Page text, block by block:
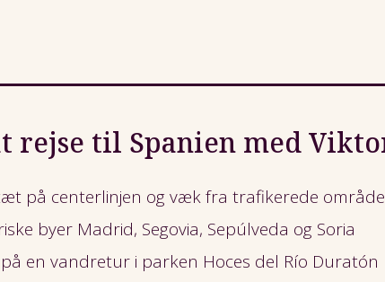
rejse til Spanien med
på centerlinjen og væk fra trafikerede
byer Madrid, Segovia, Sepúlveda og Soria
en vandretur i parken Hoces del Río Duratón